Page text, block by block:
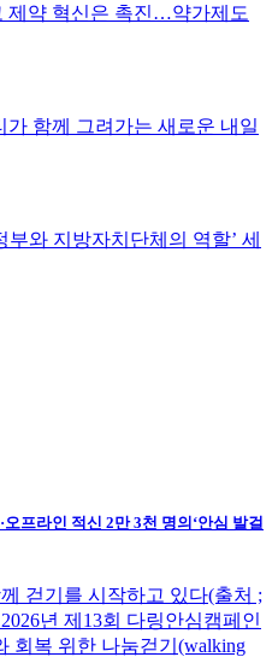
제약 혁신은 촉진…약가제도
가 함께 그려가는 새로운 내일
와 지방자치단체의 역할’ 세
프라인 적신 2만 3천 명의‘안심 발걸
걷기를 시작하고 있다(출처 ;
년 제13회 다링안심캠페인
회복 위한 나눔걷기(walking